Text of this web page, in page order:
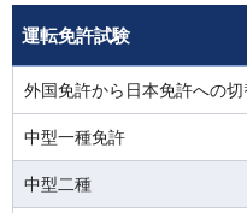
運転免許試験
外国免許から日本免許への切
中型一種免許
中型二種